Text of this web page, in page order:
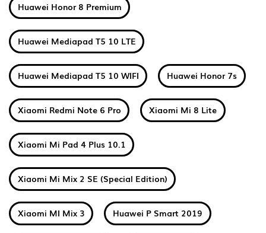
Huawei Honor 8 Premium
Huawei Mediapad T5 10 LTE
Huawei Mediapad T5 10 WIFI Huawei Honor 7s
Xiaomi Redmi Note 6 Pro Xiaomi Mi 8 Lite
Xiaomi Mi Pad 4 Plus 10.1
Xiaomi Mi Mix 2 SE (Special Edition)
Xiaomi MI Mix 3 Huawei P Smart 2019